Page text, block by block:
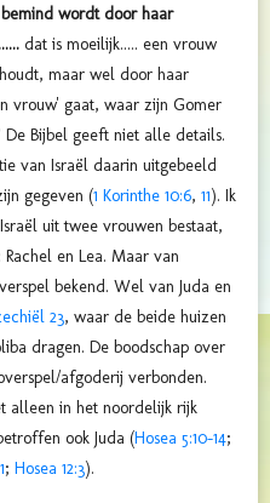
wordt door haar
dat is moeilijk..... een vrouw
maar wel door haar
vrouw' gaat, waar zijn Gomer
Bijbel geeft niet alle details.
van Israël daarin uitgebeeld
gegeven (1 Korinthe 10:6, 11). Ik
uit twee vrouwen bestaat,
en Lea. Maar van
bekend. Wel van Juda en
23, waar de beide huizen
dragen. De boodschap over
afgoderij verbonden.
alleen in het noordelijk rijk
ook Juda (Hosea 5:10-14;
; Hosea 12:3).